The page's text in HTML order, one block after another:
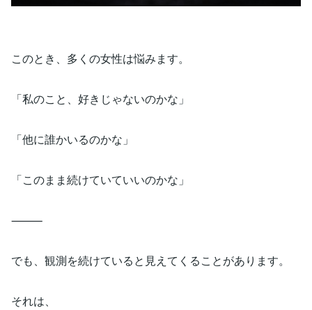
このとき、多くの女性は悩みます。
「私のこと、好きじゃないのかな」
「他に誰かいるのかな」
「このまま続けていていいのかな」
⸻
でも、観測を続けていると見えてくることがあります。
それは、